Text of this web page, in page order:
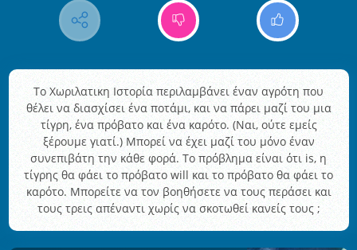
Το Χωριλατικη Ιστορία περιλαμβάνει έναν αγρότη που
θέλει να διασχίσει ένα ποτάμι, και να πάρει μαζί του μια
τίγρη, ένα πρόβατο και ένα καρότο. (Ναι, ούτε εμείς
ξέρουμε γιατί.) Μπορεί να έχει μαζί του μόνο έναν
συνεπιβάτη την κάθε φορά. Το πρόβλημα είναι ότι is, η
τίγρης θα φάει το πρόβατο will και το πρόβατο θα φάει το
καρότο. Μπορείτε να τον βοηθήσετε να τους περάσει και
τους τρεις απέναντι χωρίς να σκοτωθεί κανείς τους ;